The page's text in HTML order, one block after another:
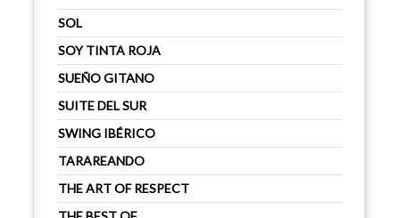
SOL
SOY TINTA ROJA
SUEÑO GITANO
SUITE DEL SUR
SWING IBÉRICO
TARAREANDO
THE ART OF RESPECT